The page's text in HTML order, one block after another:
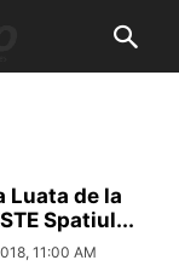
Luata de la
Spatiul...
11:00 AM